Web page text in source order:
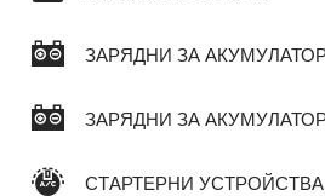
ЗАРЯДНИ ЗА
ЗАРЯДНИ ЗА
СТАРТЕРНИ УСТРОЙСТВА